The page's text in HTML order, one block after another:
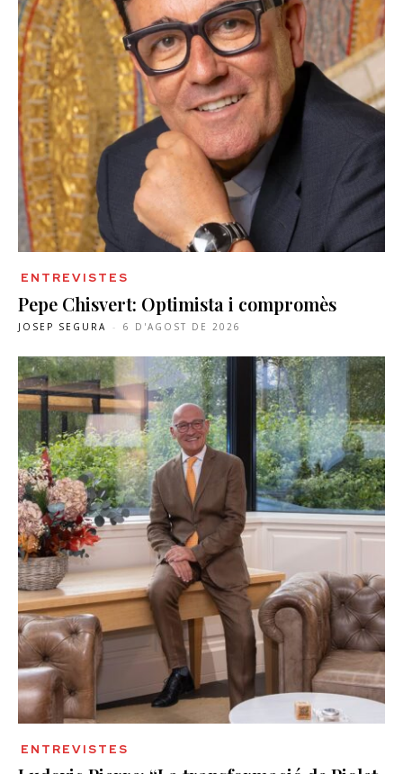
ENTREVISTES
Pepe Chisvert: Optimista i compromès
JOSEP SEGURA - 6 D'AGOST DE 2026
ENTREVISTES